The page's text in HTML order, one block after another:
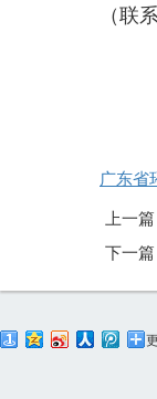
（联
广东省
上一篇
下一篇